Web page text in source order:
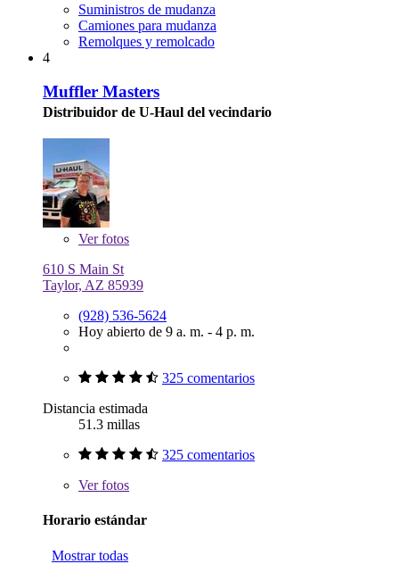
Suministros de mudanza
Camiones para mudanza
Remolques y remolcado
4
Muffler Masters
Distribuidor de U-Haul del vecindario
Verfotos
610 S Main St
Taylor, AZ 85939
(928) 536-5624
Hoy abierto de 9 a. m. - 4 p. m.
325 comentarios
Distancia estimada
51.3 millas
325 comentarios
Verfotos
Horario estándar
Mostrar todas